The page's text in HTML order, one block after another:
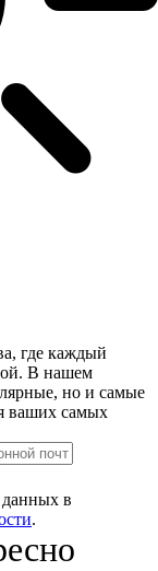
где каждый
В нашем
но и самые
ваших самых
в
.